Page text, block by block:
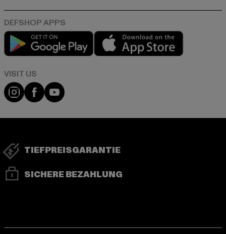
Play market
Visit our Instagram page:
Visit our Facebook page:
Visit our YouTube channel:
TIEFPREISGARANTIE
SICHERE BEZAHLUNG